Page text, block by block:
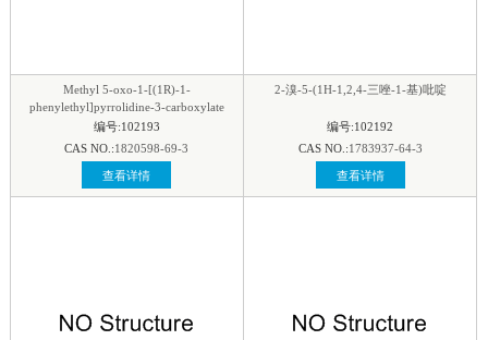
Methyl 5-oxo-1-[(1R)-1-
phenylethyl]pyrrolidine-3-carboxylate
编号:102193
CAS NO.:1820598-69-3
查看详情
2-溴-5-(1H-1,2,4-三唑-1-基)吡啶
编号:102192
CAS NO.:1783937-64-3
查看详情